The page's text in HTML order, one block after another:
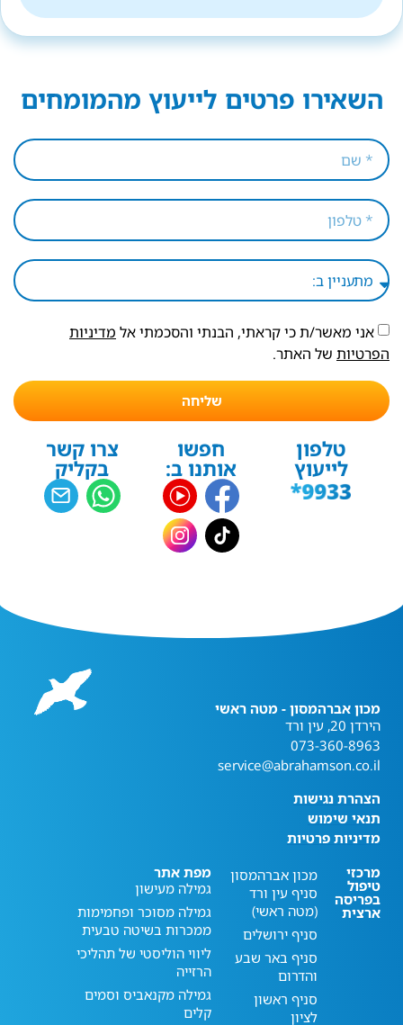
השאירו פרטים לייעוץ מהמומחים
אני מאשר/ת כי קראתי, הבנתי והסכמתי אל מדיניות
הפרטיות של האתר.
שליחה
טלפון
לייעוץ
חפשו
אותנו ב:
צרו קשר
בקליק
מכון אברהמסון - מטה ראשי
הירדן 20, עין ורד
073-360-8963
service@abrahamson.co.il
הצהרת נגישות
תנאי שימוש
מדיניות פרטיות
מרכזי
טיפול
בפריסה
ארצית
מכון אברהמסון
סניף עין ורד
(מטה ראשי)
סניף ירושלים
סניף באר שבע
והדרום
סניף ראשון
לציון
מפת אתר
גמילה מעישון
גמילה מסוכר ופחמימות
ממכרות בשיטה טבעית
ליווי הוליסטי של תהליכי
הרזייה
גמילה מקנאביס וסמים
קלים